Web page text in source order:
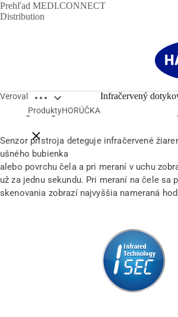
Prehľad MEDI.CONNECT
Distribution
Veroval Open breadcrumbs
Close breadcrumbs
ProduktyHORÚČKA
Infračervený
Rýchly vďaka
Senzor prístroja deteguje infračervené
ušného bubienka
alebo povrchu čela a pri meraní v uchu
už za jednu sekundu. Pri meraní na čele sa
skenovania zobrazí najvyššia nameraná